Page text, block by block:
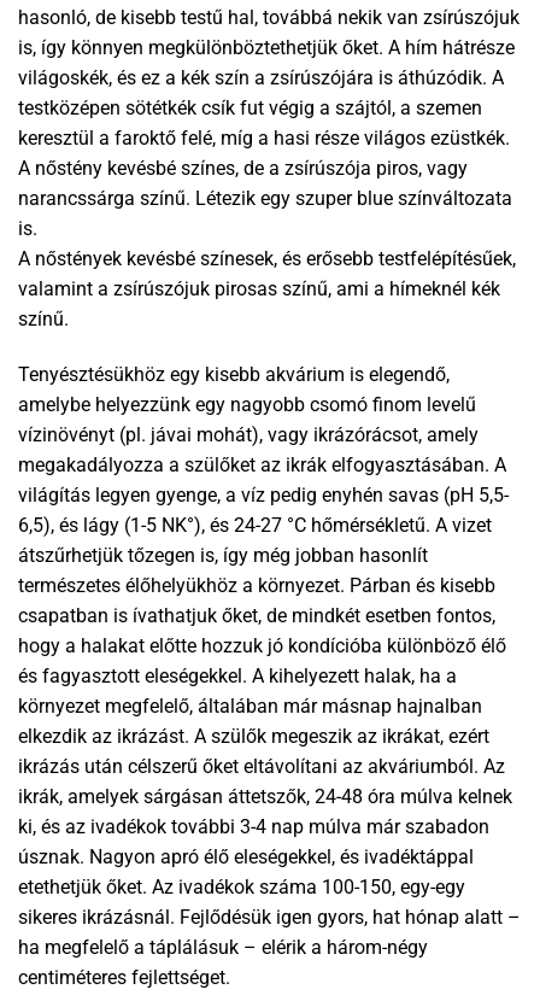
hasonló, de kisebb testű hal, továbbá nekik van zsírúszójuk
is, így könnyen megkülönböztethetjük őket. A hím hátrésze
világoskék, és ez a kék szín a zsírúszójára is áthúzódik. A
testközépen sötétkék csík fut végig a szájtól, a szemen
keresztül a faroktő felé, míg a hasi része világos ezüstkék.
A nőstény kevésbé színes, de a zsírúszója piros, vagy
narancssárga színű. Létezik egy szuper blue színváltozata
is.
A nőstények kevésbé színesek, és erősebb testfelépítésűek,
valamint a zsírúszójuk pirosas színű, ami a hímeknél kék
színű.
Tenyésztésükhöz egy kisebb akvárium is elegendő,
amelybe helyezzünk egy nagyobb csomó finom levelű
vízinövényt (pl. jávai mohát), vagy ikrázórácsot, amely
megakadályozza a szülőket az ikrák elfogyasztásában. A
világítás legyen gyenge, a víz pedig enyhén savas (pH 5,5-
6,5), és lágy (1-5 NK°), és 24-27 °C hőmérsékletű. A vizet
átszűrhetjük tőzegen is, így még jobban hasonlít
természetes élőhelyükhöz a környezet. Párban és kisebb
csapatban is ívathatjuk őket, de mindkét esetben fontos,
hogy a halakat előtte hozzuk jó kondícióba különböző élő
és fagyasztott eleségekkel. A kihelyezett halak, ha a
környezet megfelelő, általában már másnap hajnalban
elkezdik az ikrázást. A szülők megeszik az ikrákat, ezért
ikrázás után célszerű őket eltávolítani az akváriumból. Az
ikrák, amelyek sárgásan áttetszők, 24-48 óra múlva kelnek
ki, és az ivadékok további 3-4 nap múlva már szabadon
úsznak. Nagyon apró élő eleségekkel, és ivadéktáppal
etethetjük őket. Az ivadékok száma 100-150, egy-egy
sikeres ikrázásnál. Fejlődésük igen gyors, hat hónap alatt –
ha megfelelő a táplálásuk – elérik a három-négy
centiméteres fejlettséget.